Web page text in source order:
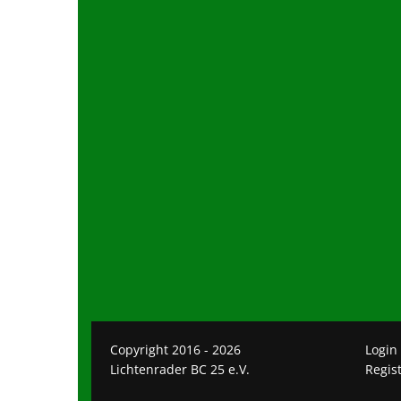
Copyright 2016 - 2026
Lichtenrader BC 25 e.V.
Login